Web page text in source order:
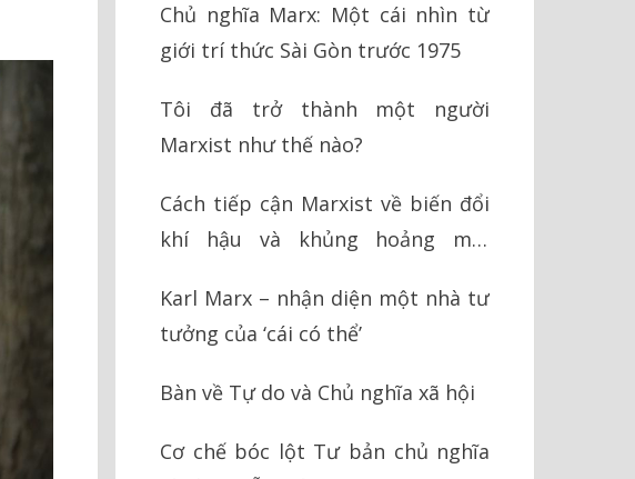
Chủ nghĩa Marx: Một cái nhìn từ
giới trí thức Sài Gòn trước 1975
Tôi đã trở thành một người
Marxist như thế nào?
Cách tiếp cận Marxist về biến đổi
khí hậu và khủng hoảng môi
Karl Marx – nhận diện một nhà tư
tưởng của ‘cái có thể’
Bàn về Tự do và Chủ nghĩa xã hội
Cơ chế bóc lột Tư bản chủ nghĩa